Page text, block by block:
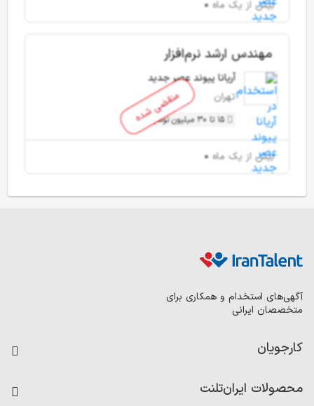
بیش از یک ماه
منقضی شده
مهندس ارشد نرم‌افزار
آریانا پیوند عصر جدید
تهران
15 تا 30 میلیون تومان
بیش از یک ماه
آگهی‌های استخدام و همکاری برای
متخصصان ایرانی
کارجویان
رزومه ساز
محصولات ایران‌تلنت